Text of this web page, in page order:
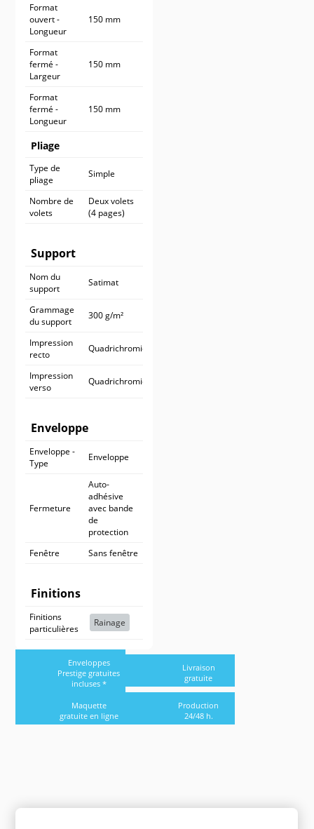
Format
ouvert -
Longueur
150 mm
Format
fermé -
Largeur
150 mm
Format
fermé -
Longueur
150 mm
Pliage
Type de
pliage
Simple
Nombre de
volets
Deux volets
(4 pages)
Support
Nom du
support
Satimat
Grammage
du support
300 g/m²
Impression
recto
Quadrichromie
Impression
verso
Quadrichromie
Enveloppe
Enveloppe -
Type
Enveloppe
Fermeture
Auto-
adhésive
avec bande
de
protection
Fenêtre
Sans fenêtre
Finitions
Finitions
particulières
Rainage
Enveloppes
Prestige gratuites
incluses *
Livraison
gratuite
Maquette
gratuite en ligne
Production
24/48 h.